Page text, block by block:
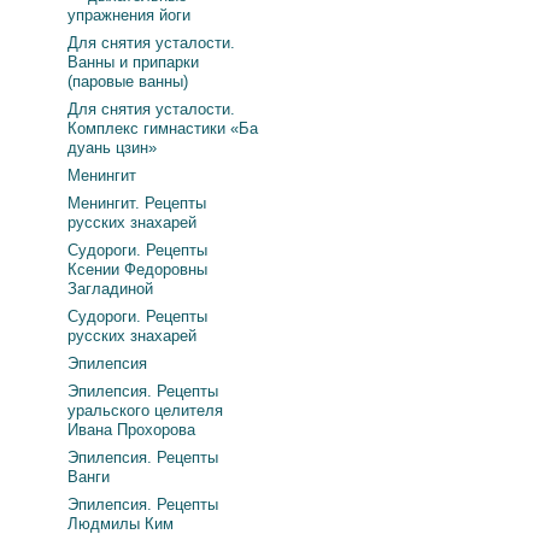
упражнения йоги
Для снятия усталости.
Ванны и припарки
(паровые ванны)
Для снятия усталости.
Комплекс гимнастики «Ба
дуань цзин»
Менингит
Менингит. Рецепты
русских знахарей
Судороги. Рецепты
Ксении Федоровны
Загладиной
Судороги. Рецепты
русских знахарей
Эпилепсия
Эпилепсия. Рецепты
уральского целителя
Ивана Прохорова
Эпилепсия. Рецепты
Ванги
Эпилепсия. Рецепты
Людмилы Ким